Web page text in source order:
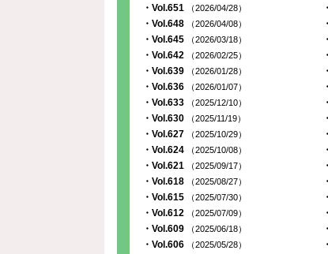
・Vol.651 （2026/04/28）
・Vol.648 （2026/04/08）
・Vol.645 （2026/03/18）
・Vol.642 （2026/02/25）
・Vol.639 （2026/01/28）
・Vol.636 （2026/01/07）
・Vol.633 （2025/12/10）
・Vol.630 （2025/11/19）
・Vol.627 （2025/10/29）
・Vol.624 （2025/10/08）
・Vol.621 （2025/09/17）
・Vol.618 （2025/08/27）
・Vol.615 （2025/07/30）
・Vol.612 （2025/07/09）
・Vol.609 （2025/06/18）
・Vol.606 （2025/05/28）